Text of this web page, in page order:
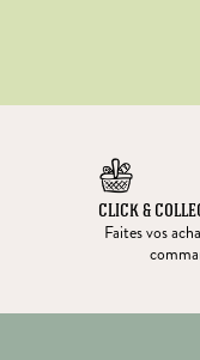
CLICK &
Faites vos